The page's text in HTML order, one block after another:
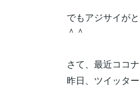
でもアジサイが
＾＾
さて、最近ココ
昨日、ツイッタ